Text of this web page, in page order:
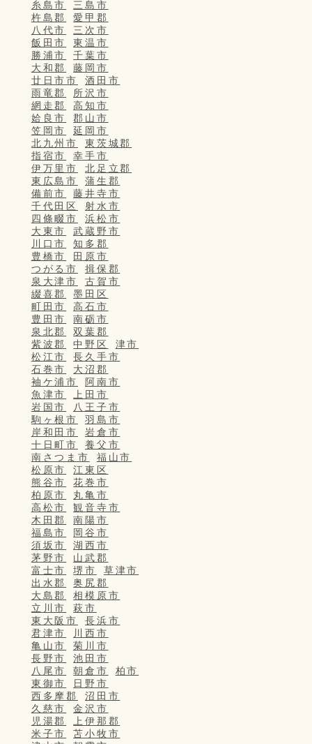
糸島市
三島市
杵島郡
愛甲郡
八代市
三次市
飯田市
東温市
勝浦市
千葉市
大和郡
藤岡市
廿日市市
酒田市
雨竜郡
所沢市
網走郡
高知市
姶良市
郡山市
笠岡市
延岡市
北九州市
東茨城郡
指宿市
幸手市
伊万里市
北足立郡
東広島市
蒲生郡
備前市
藤井寺市
千代田区
射水市
四條畷市
浜松市
大東市
武蔵野市
川口市
知多郡
豊橋市
田原市
つがる市
揖保郡
泉大津市
古賀市
綴喜郡
墨田区
町田市
高石市
豊田市
南砺市
泉北郡
双葉郡
紫波郡
中野区
津市
松江市
長久手市
石巻市
大沼郡
袖ケ浦市
阿南市
魚津市
上田市
岩国市
八王子市
駒ヶ根市
羽島市
岸和田市
岩倉市
十日町市
養父市
南さつま市
福山市
松原市
江東区
熊谷市
花巻市
柏原市
丸亀市
高松市
観音寺市
木田郡
南陽市
福島市
岡谷市
須坂市
湖西市
茅野市
山武郡
富士市
堺市
草津市
出水郡
奥尻郡
大島郡
相模原市
立川市
萩市
東大阪市
長浜市
君津市
川西市
亀山市
菊川市
長野市
池田市
八尾市
朝倉市
柏市
東御市
日野市
西多摩郡
沼田市
久慈市
金沢市
児湯郡
上伊那郡
米子市
苫小牧市